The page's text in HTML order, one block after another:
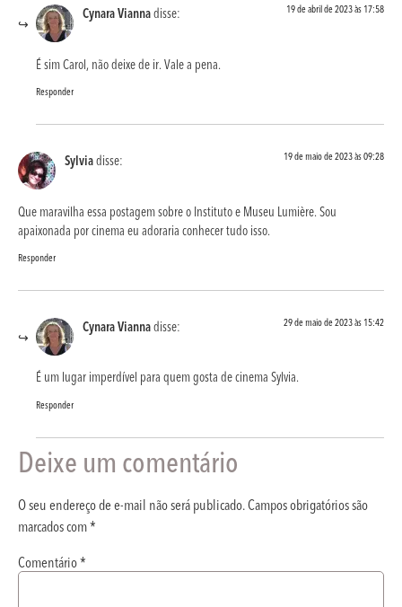
Cynara Viannadisse: 19 de abril de 2023 às 17:58
É sim Carol, não deixe de ir. Vale a pena.
Responder
Sylviadisse: 19 de maio de 2023 às 09:28
Que maravilha essa postagem sobre o Instituto e Museu Lumière. Sou
apaixonada por cinema eu adoraria conhecer tudo isso.
Responder
Cynara Viannadisse: 29 de maio de 2023 às 15:42
É um lugar imperdível para quem gosta de cinema Sylvia.
Responder
Deixe um comentário
O seu endereço de e-mail não será publicado.Campos obrigatórios são
marcados com*
Comentário*